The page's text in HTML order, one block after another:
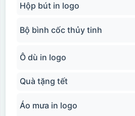
Hộp bút in logo
Bộ bình cốc thủy tinh
Ô dù in logo
Quà tặng tết
Áo mưa in logo